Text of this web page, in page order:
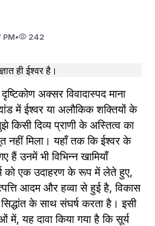
PM• 242
अक्सर विवादास्पद माना
में ईश्वर या अलौकिक शक्तियों के
किसी दिव्य प्राणी के अस्तित्व का
नहीं मिला। यहाँ तक कि ईश्वर के
हैं उनमें भी विभिन्न खामियाँ
को एक उदाहरण के रूप में लेते हुए,
आदम और हव्वा से हुई है, विकास
के साथ संघर्ष करता है। इसी
में, यह दावा किया गया है कि सूर्य